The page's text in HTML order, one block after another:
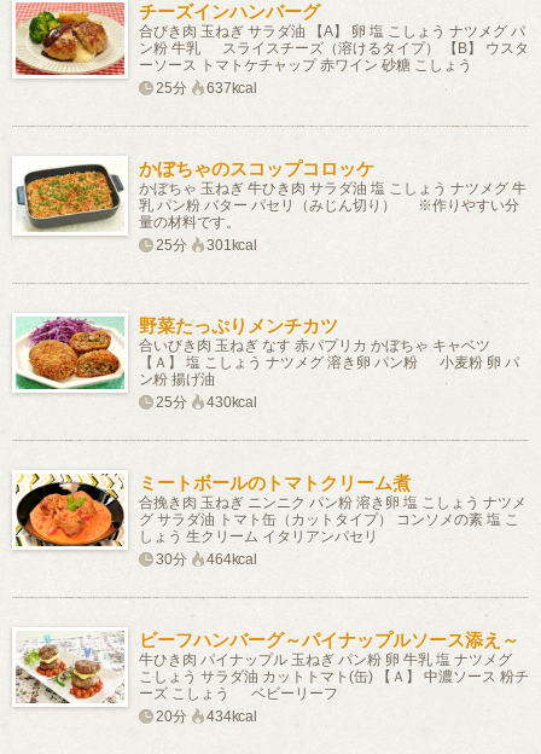
チーズインハンバーグ
合びき肉 玉ねぎ サラダ油 【A】 卵 塩 こしょう ナツメグ パ
ン粉 牛乳 スライスチーズ（溶けるタイプ） 【B】 ウスタ
ーソース トマトケチャップ 赤ワイン 砂糖 こしょう
25分
637kcal
かぼちゃのスコップコロッケ
かぼちゃ 玉ねぎ 牛ひき肉 サラダ油 塩 こしょう ナツメグ 牛
乳 パン粉 バター パセリ（みじん切り） ※作りやすい分
量の材料です。
25分
301kcal
野菜たっぷりメンチカツ
合いびき肉 玉ねぎ なす 赤パプリカ かぼちゃ キャベツ
【Ａ】 塩 こしょう ナツメグ 溶き卵 パン粉 小麦粉 卵 パ
ン粉 揚げ油
25分
430kcal
ミートボールのトマトクリーム煮
合挽き肉 玉ねぎ ニンニク パン粉 溶き卵 塩 こしょう ナツメ
グ サラダ油 トマト缶（カットタイプ） コンソメの素 塩 こ
しょう 生クリーム イタリアンパセリ
30分
464kcal
ビーフハンバーグ～パイナップルソース添え～
牛ひき肉 パイナップル 玉ねぎ パン粉 卵 牛乳 塩 ナツメグ
こしょう サラダ油 カットトマト(缶) 【Ａ】 中濃ソース 粉チ
ーズ こしょう ベビーリーフ
20分
434kcal